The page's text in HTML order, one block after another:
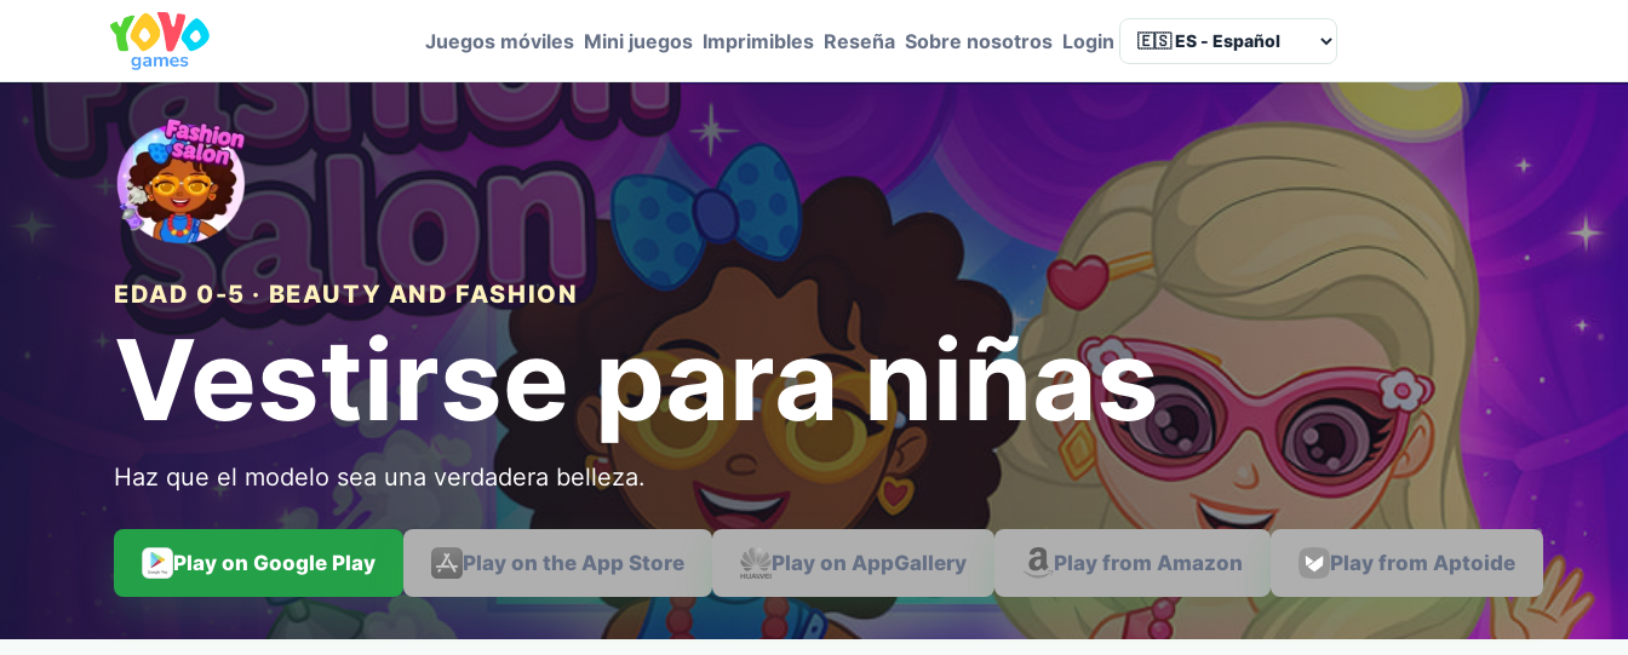
Juegos móviles Mini juegos Imprimibles Reseña Sobre nosotros Login Language
EDAD 0-5 · BEAUTY AND FASHION
Vestirse para niñas
Haz que el modelo sea una verdadera belleza.
Play on Google Play Play on the App Store Play on AppGallery Play from Amazon Play from Aptoide